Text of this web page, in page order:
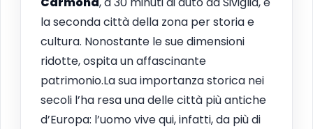
la seconda città della zona per storia e
cultura. Nonostante le sue dimensioni
ridotte, ospita un affascinante
patrimonio.La sua importanza storica nei
secoli l’ha resa una delle città più antiche
d’Europa: l’uomo vive qui, infatti, da più di